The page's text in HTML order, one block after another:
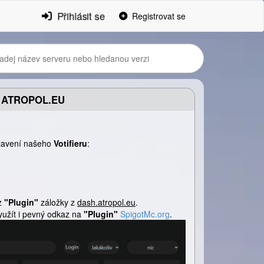
Přihlásit se Registrovat se
našeho Votifieru:
"Plugin" záložky z dash.atropol.eu.
i pevný odkaz na "Plugin" SpigotMc.org.